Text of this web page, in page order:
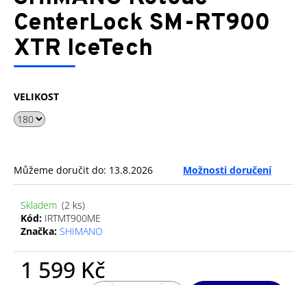
0,0
z
5
hvězdiček.
CenterLock SM-RT900
XTR IceTech
VELIKOST
Můžeme doručit do: 13.8.2026 Možnosti doručení
Skladem (2 ks)
Kód: IRTMT900ME
Značka: SHIMANO
1 599 Kč
a
j
í
t
?
D
o
p